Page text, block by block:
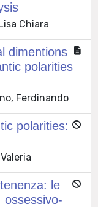
Chiara
dimentions
polarities
Ferdinando
polarities:
le
ossessivo-